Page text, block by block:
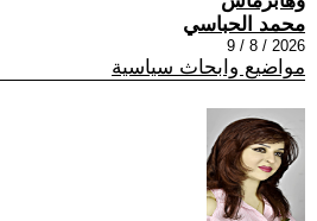
محمد الحباسي
2026 / 8 / 9
مواضيع وابحاث سياسية